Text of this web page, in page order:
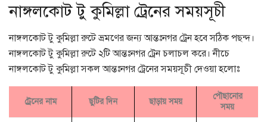
নাঙ্গলকোট টু কুমিল্লা ট্রেনের সময়সূচী
নাঙ্গলকোট টু কুমিল্লা রুটে ভ্রমণের জন্য আন্তঃনগর ট্রেন হবে সঠিক পছন্দ।
নাঙ্গলকোট টু কুমিল্লা রুটে ২টি আন্তঃনগর ট্রেন চলাচল করে। নীচে
নাঙ্গলকোট টু কুমিল্লা সকল আন্তঃনগর ট্রেনের সময়সূচী দেওয়া হলোঃ
ট্রেনের নাম ছুটির দিন ছাড়ায় সময়
পৌছানোর
সময়